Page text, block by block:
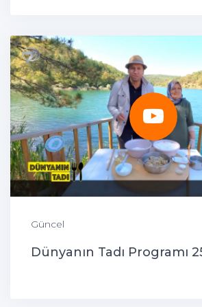
Güncel
Dünyanın Tadı Programı